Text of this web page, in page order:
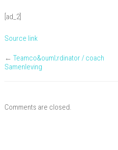
[ad_2]
Source link
← Teamco&ouml;rdinator / coach
Samenleving
Comments are closed.